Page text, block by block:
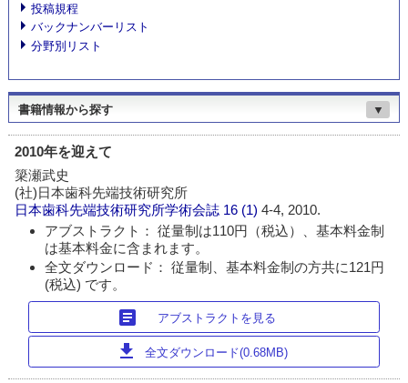
投稿規程
バックナンバーリスト
分野別リスト
書籍情報から探す ▼
2010年を迎えて
簗瀬武史
(社)日本歯科先端技術研究所
日本歯科先端技術研究所学術会誌 16 (1)4-4, 2010.
アブストラクト： 従量制は110円（税込）、基本料金制
は基本料金に含まれます。
全文ダウンロード： 従量制、基本料金制の方共に121円
(税込) です。
article アブストラクトを見る
download 全文ダウンロード(0.68MB)